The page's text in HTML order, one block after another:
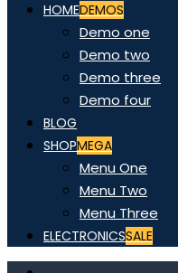
HOMEDEMOS
Demo one
Demo two
Demo three
Demo four
BLOG
SHOPMEGA
Menu One
Menu Two
Menu Three
ELECTRONICSSALE